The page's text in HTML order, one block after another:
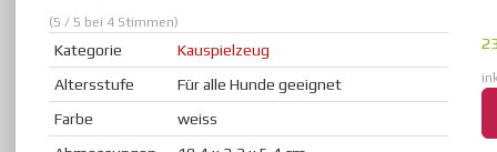
(5 / 5 bei 4 Stimmen)
Kategorie
Kauspielzeug
Altersstufe
Für alle Hunde geeignet
Farbe
weiss